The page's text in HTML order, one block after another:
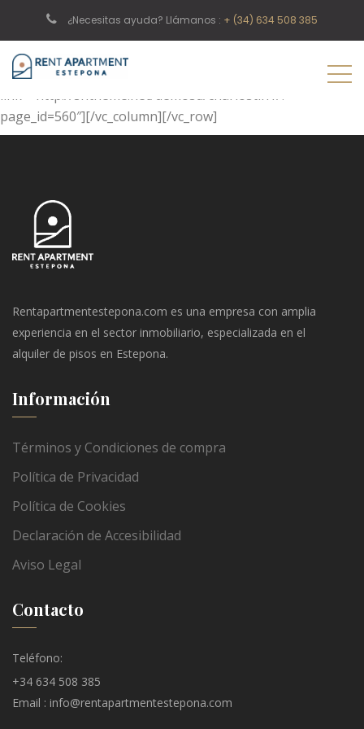
¿Necesitas ayuda? Llámanos : + (34) 634 508 385
[vc_row][vc_column][page_header title=»Login»
subtitle1=»Home» subtitle2=»Login» image=»342″]
[/vc_column][/vc_row][vc_row][vc_column][login_area
text=»Create an account»
link=»http://shtheme.net/demosd/charlostin1/?
page_id=560″][/vc_column][/vc_row]
Rentapartmentestepona.com es una empresa con amplia
experiencia en el sector inmobiliario, especializada en el
alquiler de pisos en Estepona.
Información
Términos y Condiciones de compra
Política de Privacidad
Política de Cookies
Declaración de Accesibilidad
Aviso Legal
Contacto
Teléfono:
+34 634 508 385
Email : info@rentapartmentestepona.com